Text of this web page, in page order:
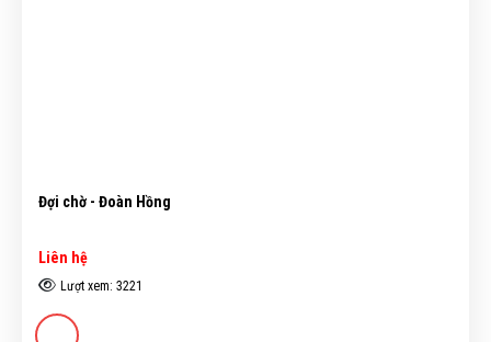
Đợi chờ - Đoàn Hồng
Liên hệ
Lượt xem: 3221